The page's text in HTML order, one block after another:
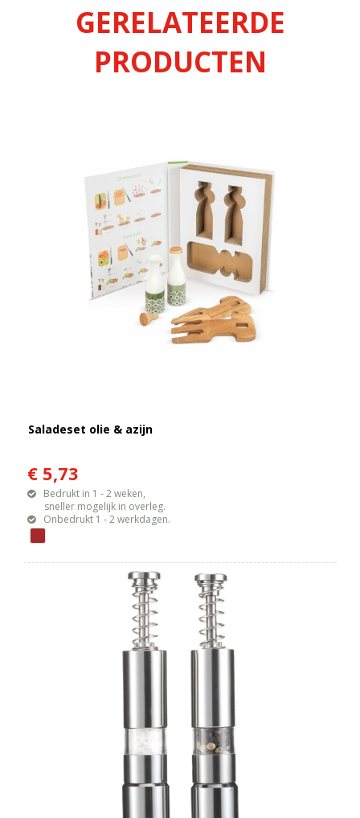
GERELATEERDE
PRODUCTEN
Saladeset olie & azijn
€ 5,73
Bedrukt in 1 - 2 weken,
sneller mogelijk in overleg.
Onbedrukt 1 - 2 werkdagen.